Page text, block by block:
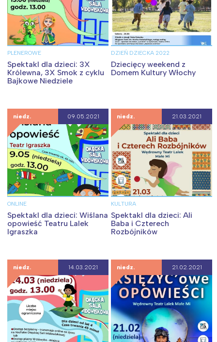
PLENEROWE
Spektakl dla dzieci: 3X
Królewna, 3X Smok z cyklu
Bajkowe Niedziele
DZIEŃ DZIECKA 2022
Dziecięcy weekend z
Domem Kultury Włochy
niedz. 09.05.2021
ONLINE
Spektakl dla dzieci: Wiślana
opowieść Teatru Lalek
Igraszka
niedz. 21.03.2021
KULTURA
Spektakl dla dzieci: Ali
Baba i Czterech
Rozbójników
niedz. 14.03.2021 niedz. 21.02.2021